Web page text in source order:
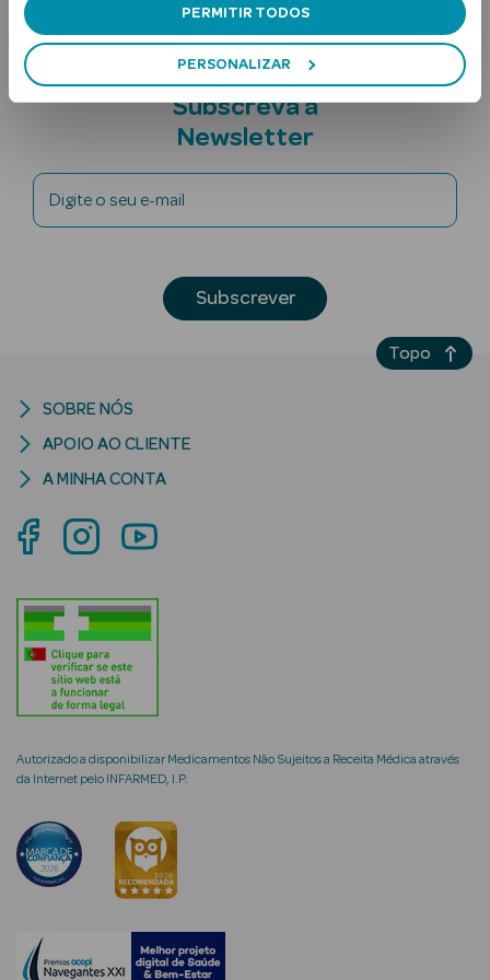
PERMITIR TODOS
PERSONALIZAR
Ver Tudo
Solares Bebé e
Criança
Rosto e
Ver Tudo
Cosmética
Hidratantes
Séruns Faciais
Creme de Olhos
envelhecimento
Subscreva a
Newsletter
Digite o seu e-mail
Subscrever
Autorizado a disponibilizar Medicamentos Não Sujeitos a Receita Médica através
da Internet pelo INFARMED, I.P.
SOBRE NÓS
APOIO AO CLIENTE
A MINHA CONTA
Topo